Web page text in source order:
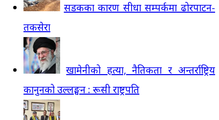
सडकका कारण सीधा सम्पर्कमा ढोरपाटन-
तकसेरा
खामेनीको हत्या, नैतिकता र अन्तर्राष्ट्रिय
कानुनको उल्लङ्घन : रूसी राष्ट्रपति